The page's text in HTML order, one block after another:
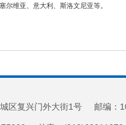
尔维亚、意大利、斯洛文尼亚等。
城区复兴门外大街1号 邮编：